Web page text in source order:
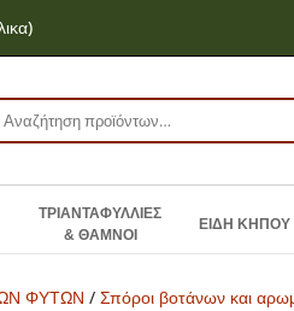
)
Αναζήτηση
ΤΡΙΑΝΤΑΦΥΛΛΙΕΣ
& ΘΑΜΝΟΙ
ΕΙΔΗ ΚΗΠΟΥ
ΦΥΤΩΝ /Σπόροι βοτάνων και